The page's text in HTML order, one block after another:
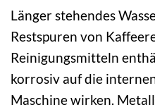
Länger stehendes
Restspuren von
Reinigungsmitteln
korrosiv auf die
Maschine wirken.